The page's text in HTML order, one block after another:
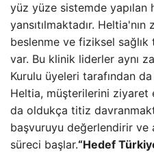
yüz yüze sistemde
yansıtılmaktadır.
beslenme ve fiziksel
var. Bu klinik liderler aynı
Kurulu üyeleri tarafından
Heltia, müşterilerini ziyaret
da oldukça titiz
başvuruyu değerlendirir ve
süreci başlar.“Hedef